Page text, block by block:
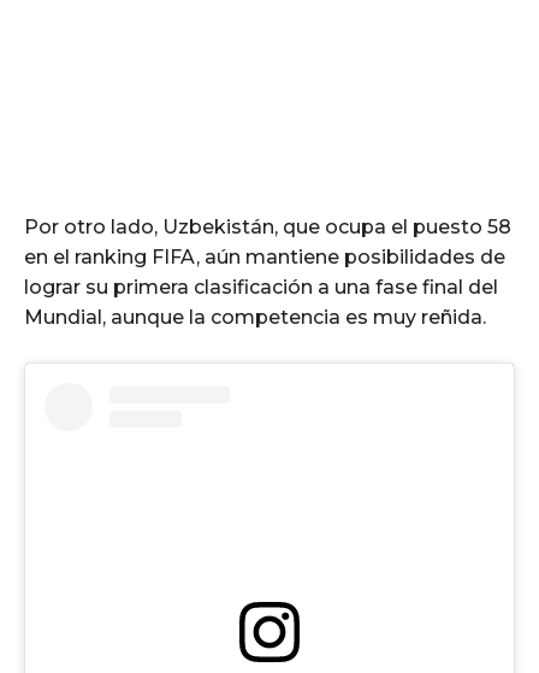
Por otro lado, Uzbekistán, que ocupa el puesto 58
en el ranking FIFA, aún mantiene posibilidades de
lograr su primera clasificación a una fase final del
Mundial, aunque la competencia es muy reñida.